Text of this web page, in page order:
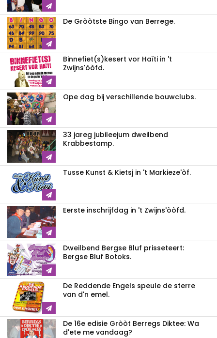
De Gròòtste Bingo van Berrege.
Binnefiet(s)kesert vor Haïti in 't
Zwijns'òòfd.
Ope dag bij verschillende bouwclubs.
33 jareg jubileejum dweilbend
Krabbestamp.
Tusse Kunst & Kietsj in 't Markieze'òf.
Eerste inschrijfdag in 't Zwijns'òòfd.
Dweilbend Bergse Bluf prisseteert:
Bergse Bluf Botoks.
De Reddende Engels speule de sterre
van d'n emel.
De 16e edisie Gròòt Berregs Diktee: Wa
d'ete me vandaag?